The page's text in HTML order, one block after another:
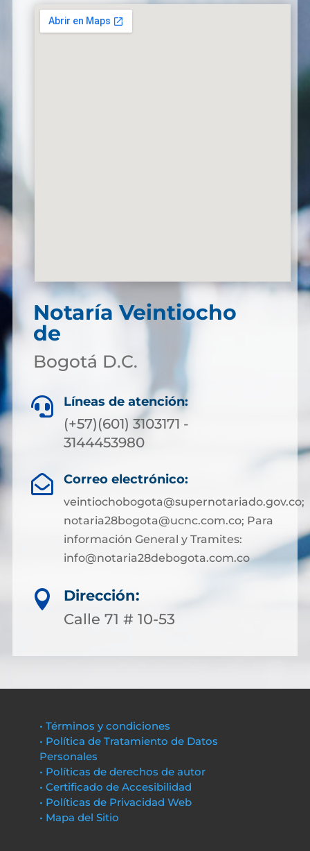
Notaría Veintiocho
de
Bogotá D.C.
 Líneas de atención:
(+57)(601) 3103171 -
3144453980
 Correo electrónico:
veintiochobogota@supernotariado.gov.co;
notaria28bogota@ucnc.com.co; Para
información General y Tramites:
info@notaria28debogota.com.co

Dirección:
Calle 71 # 10-53
• Términos y condiciones
• Política de Tratamiento de Datos
Personales
• Políticas de derechos de autor
• Certificado de Accesibilidad
• Políticas de Privacidad Web
• Mapa del Sitio